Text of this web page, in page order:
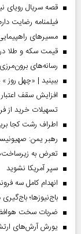
قصه سریال رویای
فیلمنامه رضایت
مسیر‌های راهپیمایی
قیمت سکه و طلا در بازار
رسانه‌های
ببینید | «چهل
افزایش سقف
تسهیلات خرید از
اطراف رشت کجا
رهبر یمن:
تعرض به
سپر آمریکا نشوید
انهدام کامل سه فروند
باج‌نیوزها؛
ضربات سخت
یورش آرش‌های ارتش